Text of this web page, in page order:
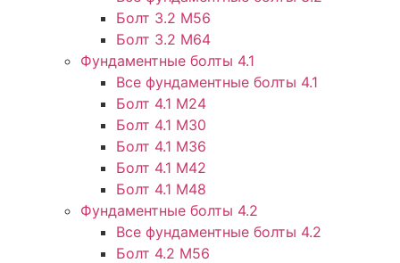
Болт 3.2 М56
Болт 3.2 М64
Фундаментные болты 4.1
Все фундаментные болты 4.1
Болт 4.1 М24
Болт 4.1 М30
Болт 4.1 М36
Болт 4.1 М42
Болт 4.1 М48
Фундаментные болты 4.2
Все фундаментные болты 4.2
Болт 4.2 М56